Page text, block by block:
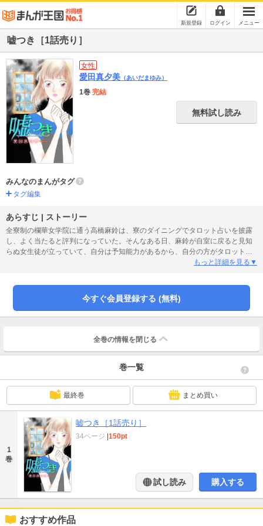
新規登録 ログイン メニュー
嘘つき［1話売り］
女性
愛田真夕美 （あいだまゆみ）
1巻 完結
無料試し読み
みんなのまんがタグ
タグ編集
あらすじ | ストーリー
全寮制の欄華女学院に通う高橋麻鈴は、寮のダイニングでタロット占いを披露
し、よく当たると評判になっていた。そんなある日、麻鈴が自室に戻ると見知
らぬ女生徒が立っていて、自分は予知能力があるから、自分の方がタロットよ
り未来を当てられると言い、聞いてもいないのに麻鈴の未来を一方的に告げ
ルキー増刊 戦戦恐恐 Vol.4に収録されています。重複購入にご注意ください。)
もっと詳細を見る▼
今すぐ会員登録する (無料)
全巻の情報を 閉じる
巻一覧
最終巻 まとめ買い
1
巻
嘘つき［1話売り］
34ページ 150pt
試し読み 購入する
おすすめ作品